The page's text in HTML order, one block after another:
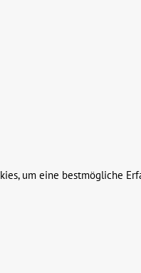
um eine bestmögliche